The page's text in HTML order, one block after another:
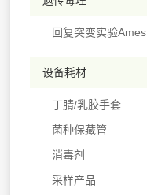
回复突变实验Ames
设备耗材
丁腈/乳胶手套
菌种保藏管
消毒剂
采样产品